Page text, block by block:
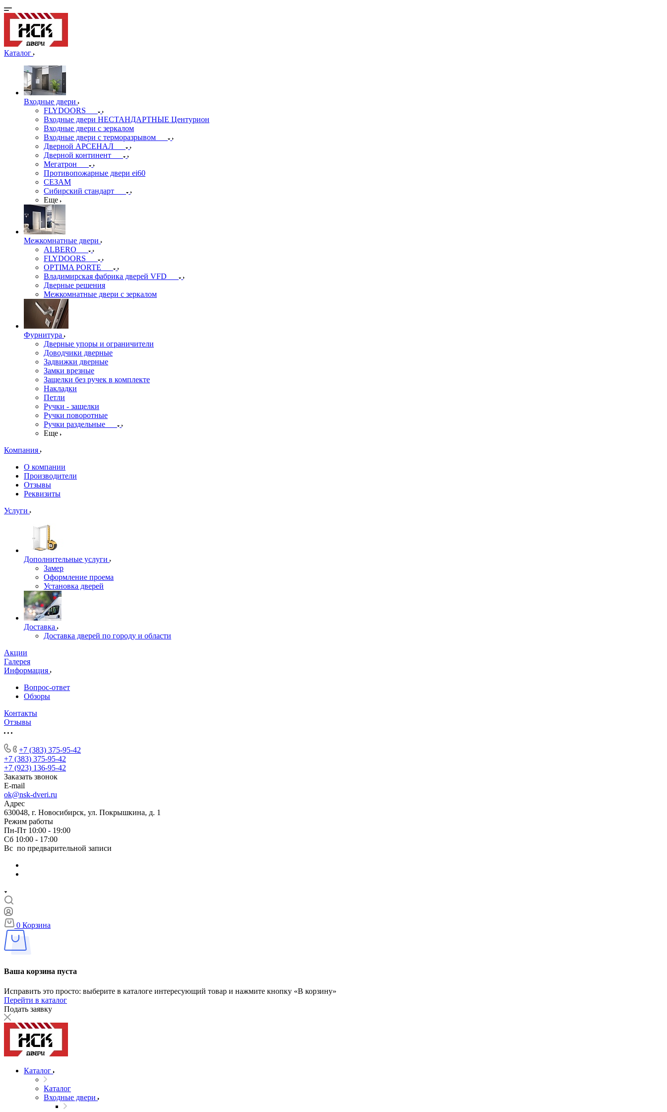
Каталог
Входные двери
FLYDOORS
Входные двери НЕСТАНДАРТНЫЕ Центурион
Входные двери с зеркалом
Входные двери с терморазрывом
Дверной АРСЕНАЛ
Дверной континент
Мегатрон
Противопожарные двери ei60
СЕЗАМ
Сибирский стандарт
Еще
Межкомнатные двери
ALBERO
FLYDOORS
OPTIMA PORTE
Владимирская фабрика дверей VFD
Дверные решения
Межкомнатные двери c зеркалом
Фурнитура
Дверные упоры и ограничители
Доводчики дверные
Задвижки дверные
Замки врезные
Защелки без ручек в комплекте
Накладки
Петли
Ручки - защелки
Ручки поворотные
Ручки раздельные
Еще
Компания
О компании
Производители
Отзывы
Реквизиты
Услуги
Дополнительные услуги
Замер
Оформление проема
Установка дверей
Доставка
Доставка дверей по городу и области
Акции
Галерея
Информация
Вопрос-ответ
Обзоры
Контакты
Отзывы
+7 (383) 375-95-42
+7 (383) 375-95-42
+7 (923) 136-95-42
Заказать звонок
E-mail
ok@nsk-dveri.ru
Адрес
630048, г. Новосибирск, ул. Покрышкина, д. 1
Режим работы
Пн-Пт 10:00 - 19:00
Сб 10:00 - 17:00
Вс по предварительной записи
0 Корзина
Ваша корзина пуста
Исправить это просто: выберите в каталоге интересующий товар и нажмите кнопку «В корзину»
Перейти в каталог
Подать заявку
Каталог
Каталог
Входные двери